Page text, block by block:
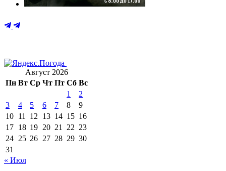
Август 2026
Пн Вт Ср Чт Пт Сб Вс
1
2
3
4 5 6 7 8
9
10 11 12 13 14 15 16
17 18 19 20 21 22 23
24 25 26 27 28 29 30
31
« Июл